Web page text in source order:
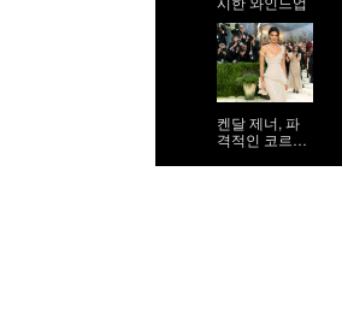
켄달 제너, 파
격적인 코르셋